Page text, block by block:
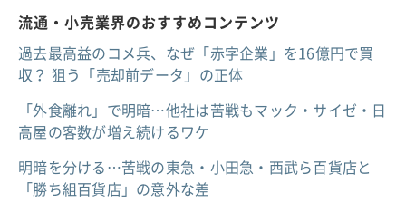
流通・小売業界のおすすめコンテンツ
過去最高益のコメ兵、なぜ「赤字企業」を16億円で買
収？ 狙う「売却前データ」の正体
「外食離れ」で明暗…他社は苦戦もマック・サイゼ・日
高屋の客数が増え続けるワケ
明暗を分ける…苦戦の東急・小田急・西武ら百貨店と
「勝ち組百貨店」の意外な差